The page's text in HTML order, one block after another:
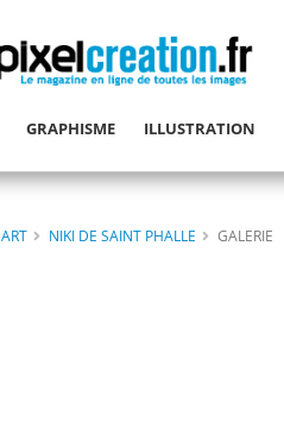
GRAPHISME ILLUSTRATION
ART NIKI DE SAINT PHALLE GALERIE